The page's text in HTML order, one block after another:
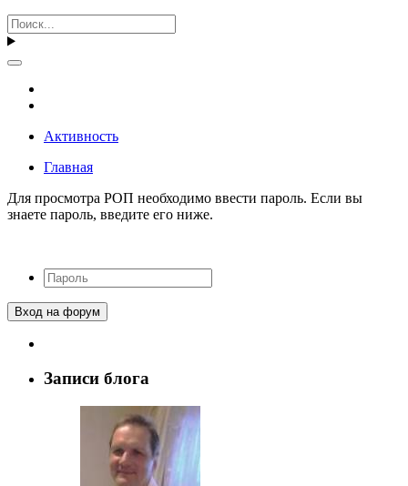
Активность
Главная
Для просмотра РОП необходимо ввести пароль. Если вы
знаете пароль, введите его ниже.
Вход на форум
Записи блога